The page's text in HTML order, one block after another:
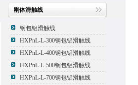
刚体滑触线
钢包铝滑触线
HXPnL-L-300钢包铝滑触线
HXPnL-L-400钢包铝滑触线
HXPnL-L-500钢包铝滑触线
HXPnL-L-700钢包铝滑触线